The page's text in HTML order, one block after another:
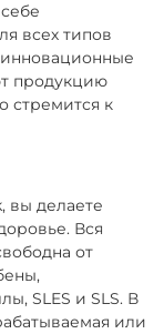
всех типов
продукцию
стремится к
вы делаете
Вся
от
SLES и SLS. В
или